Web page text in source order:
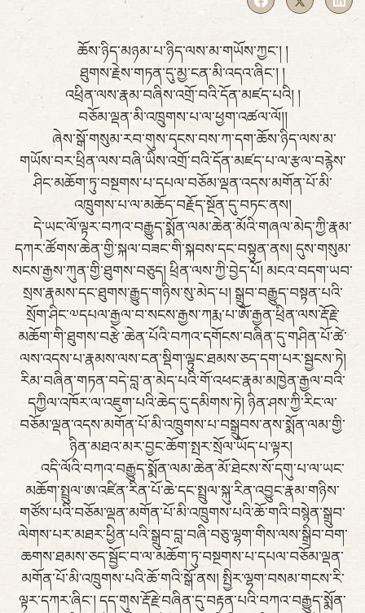
ཆོས་ཉིད་མཉམ་པ་ཉིད་ལས་མ་གཡོས་ཀྱང་། །
ཐུགས་རྗེས་གཏན་དུ་མྱ་ངན་མི་འདའ་ཞིང་། །
འཕྲིན་ལས་རྣམ་བཞིས་འགྲོ་བའི་དོན་མཛད་པའི། །
བཅོམ་ལྡན་མི་འཁྲུགས་པ་ལ་ཕྱག་འཚལ་ལོ།།
ཞེས་སྒོ་གསུམ་རབ་གུས་དྭངས་བས་ཀ་དག་ཆོས་ཉིད་ལས་མ་
གཡོས་བར་ཕྲིན་ལས་བཞི་ཡིས་འགྲོ་བའི་དོན་མཛད་པ་ལ་རྩལ་བརྙེས་
ཤིང་མཆོག་ཏུ་བསྔགས་པ་དཔལ་བཅོམ་ལྡན་འདས་མགོན་པོ་མི་
འཁྲུགས་པ་ལ་མཆོད་བརྗོད་སྔོན་དུ་བཏང་ནས།
དེ་ཡང་ལོ་ལྟར་བཀའ་བརྒྱུད་སྨོན་ལམ་ཆེན་མོའི་གཞལ་མེད་ཀྱི་རྣམ་
དཀར་ཚོགས་ཆེན་གྱི་སྐལ་བཟང་གི་སྐབས་དང་བསྟུན་ནས། དུས་གསུམ་
སངས་རྒྱས་ཀུན་གྱི་ཐུགས་བཅུད། ཕྲིན་ལས་ཀྱི་བྱེད་པོ། མངའ་བདག་ཡབ་
སྲས་རྣམས་དང་ཐུགས་རྒྱུད་གཉིས་སུ་མེད་པ། སྒྲུབ་བརྒྱུད་བསྟན་པའི་
སྲོག་ཤིང་༧དཔལ་རྒྱལ་བ་སངས་རྒྱས་ཀརྨ་པ་ཨོ་རྒྱན་ཕྲིན་ལས་རྡོ་རྗེ་
མཆོག་གི་ཐུགས་བརྩེ་ཆེན་པོའི་བཀའ་དགོངས་བཞིན་དུ་གཤིན་པོ་ཚེ་
ལས་འདས་པ་རྣམས་ལས་ངན་སྡིག་ལྟུང་ཐམས་ཅད་དག་པར་སྦྱངས་ཏེ།
རིམ་བཞིན་གཏན་བདེ་བླ་ན་མེད་པའི་གོ་འཕང་རྣམ་མཁྱེན་རྒྱལ་བའི་
དཀྱིལ་འཁོར་ལ་འཇུག་པའི་ཆེད་དུ་དམིགས་ཏེ། ཉིན་ཤས་ཀྱི་རིང་ལ་
བཅོམ་ལྡན་འདས་མགོན་པོ་མི་འཁྲུགས་པ་བསྒྲུབས་ནས་སྨོན་ལམ་གྱི་
ཉིན་མཐའ་མར་བྱང་ཆོག་སྤར་སྲོལ་ཡོད་པ་ལྟར།
འདི་ལོའི་བཀའ་བརྒྱུད་སྨོན་ལམ་ཆེན་མོ་ཐེངས་སོ་དགུ་པ་ལ་ཡང་
མཆོག་སྤྲུལ་ཨ་འཛིན་རིན་པོ་ཆེ་དང་སྤྲུལ་སྐུ་རིན་འབྱུང་རྣམ་གཉིས་
གཙོས་པའི་བཅོམ་ལྡན་མགོན་པོ་མི་འཁྲུགས་པའི་ཆོ་གའི་བསྙེན་སྒྲུབ་
ལེགས་པར་མཐར་ཕྱིན་པའི་སྒྲུབ་བླ་བཞི་བཅུ་ལྷག་གིས་ལས་སྒྲིབ་བག་
ཆགས་ཐམས་ཅད་སྦྱོང་བ་ལ་མཆོག་ཏུ་བསྔགས་པ་དཔལ་བཅོམ་ལྡན་
མགོན་པོ་མི་འཁྲུགས་པའི་ཆོ་གའི་སྒོ་ནས། སྤྱིར་ལྷག་བསམ་གངས་རི་
ལྟར་དཀར་ཞིང་། དད་གུས་རྡོ་རྗེ་བཞིན་དུ་བརྟན་པའི་བཀའ་བརྒྱུད་སྨོན་